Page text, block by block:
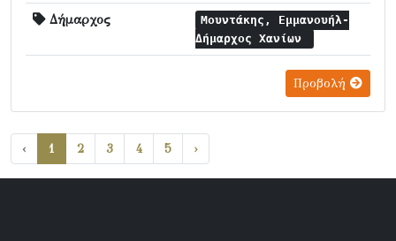
Δήμαρχος
Μουντάκης, Εμμανουήλ-
Δήμαρχος Χανίων
Προβολή
‹ 1 2 3 4 5 ›